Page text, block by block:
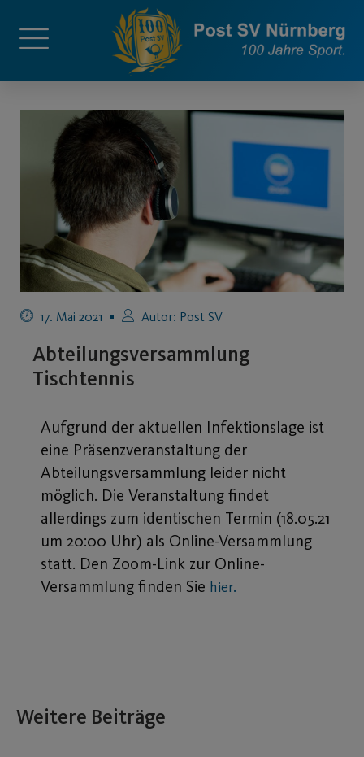
17. Mai 2021 Autor: Post SV
Abteilungsversammlung
Tischtennis
Aufgrund der aktuellen Infektionslage ist
eine Präsenzveranstaltung der
Abteilungsversammlung leider nicht
möglich. Die Veranstaltung findet
allerdings zum identischen Termin (18.05.21
um 20:00 Uhr) als Online-Versammlung
statt. Den Zoom-Link zur Online-
Versammlung finden Sie hier.
Weitere Beiträge